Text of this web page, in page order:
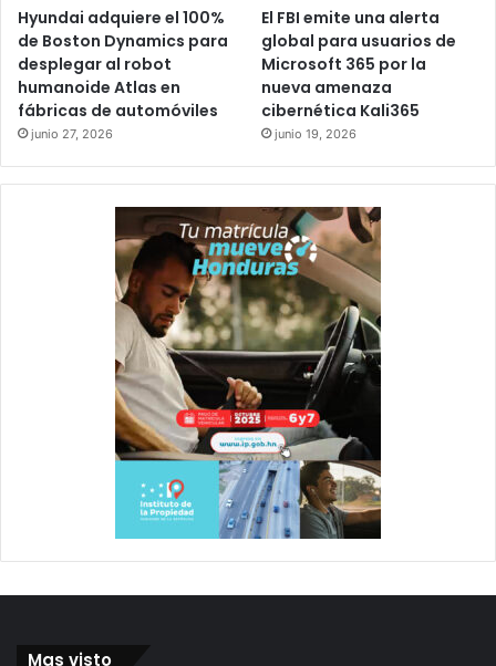
Hyundai adquiere el 100%
de Boston Dynamics para
desplegar al robot
humanoide Atlas en
fábricas de automóviles
junio 27, 2026
El FBI emite una alerta
global para usuarios de
Microsoft 365 por la
nueva amenaza
cibernética Kali365
junio 19, 2026
Mas visto